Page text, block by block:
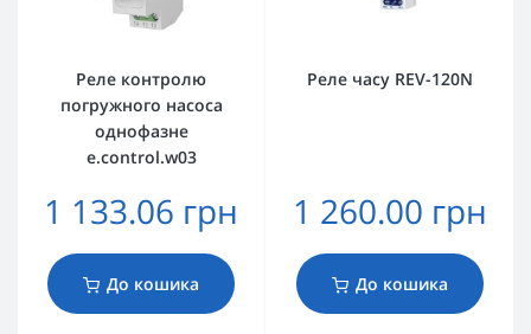
Реле контролю
погружного насоса
однофазне
e.control.w03
1 133.06 грн
До кошика
Реле часу REV-120N
1 260.00 грн
До кошика